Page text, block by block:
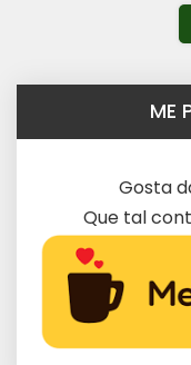
ME
Gosta
Que tal